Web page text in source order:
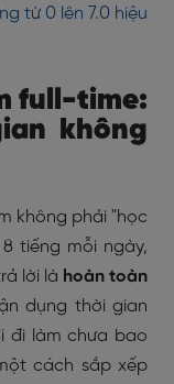
từ 0 lên 7.0 hiệu
full-time:
không
không phải "học
8 tiếng mỗi ngày,
lời là hoàn toàn
dụng thời gian
đi làm chưa bao
cách sắp xếp